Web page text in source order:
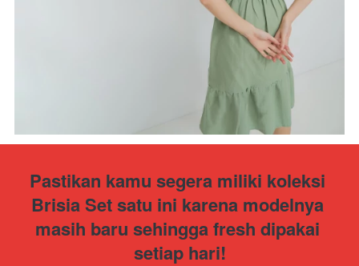
Pastikan kamu segera miliki koleksi
Brisia Set satu ini karena modelnya
masih baru sehingga fresh dipakai
setiap hari!